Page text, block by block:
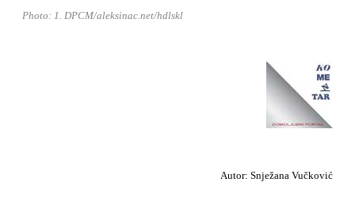
Photo: 1. DPCM/aleksinac.net/hdlskl
Autor: Snježana Vučković